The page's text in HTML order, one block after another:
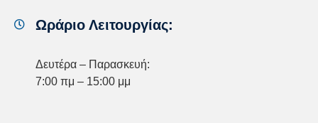
Ωράριο Λειτουργίας:
Δευτέρα – Παρασκευή:
7:00 πμ – 15:00 μμ